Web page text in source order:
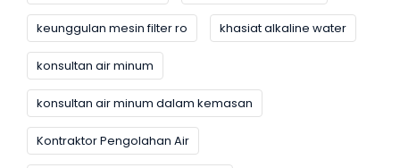
keunggulan mesin filter ro khasiat alkaline water
konsultan air minum
konsultan air minum dalam kemasan
Kontraktor Pengolahan Air